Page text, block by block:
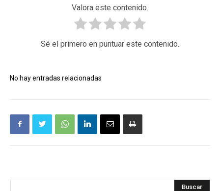
Valora este contenido.
Sé el primero en puntuar este contenido.
No hay entradas relacionadas
Buscar